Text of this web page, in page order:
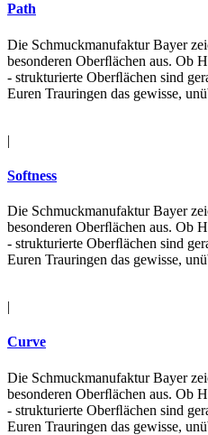
Path
Die Schmuckmanufaktur Bayer
besonderen Oberﬂächen aus. Ob
- strukturierte Oberﬂächen sind
Euren Trauringen das gewisse,
|
Softness
Die Schmuckmanufaktur Bayer
besonderen Oberﬂächen aus. Ob
- strukturierte Oberﬂächen sind
Euren Trauringen das gewisse,
|
Curve
Die Schmuckmanufaktur Bayer
besonderen Oberﬂächen aus. Ob
- strukturierte Oberﬂächen sind
Euren Trauringen das gewisse,